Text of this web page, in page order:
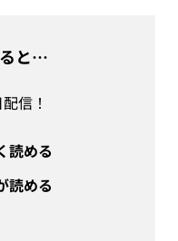
と…
信！
読める
読める